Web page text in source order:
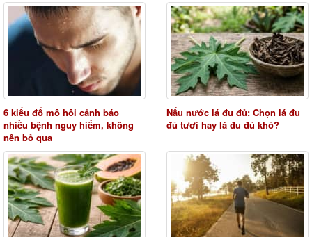
6 kiểu đổ mồ hôi cảnh báo
nhiều bệnh nguy hiểm, không
nên bỏ qua
Nấu nước lá đu đủ: Chọn lá đu
đủ tươi hay lá đu đủ khô?